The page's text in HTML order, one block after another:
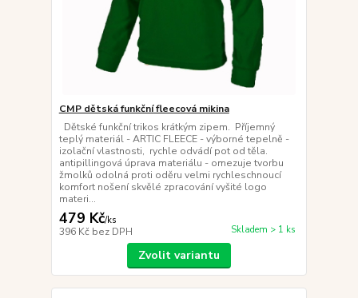
CMP dětská funkční fleecová mikina
Dětské funkční trikos krátkým zipem. Příjemný
teplý materiál - ARTIC FLEECE - výborné tepelně -
izolační vlastnosti, rychle odvádí pot od těla.
antipillingová úprava materiálu - omezuje tvorbu
žmolků odolná proti oděru velmi rychleschnoucí
komfort nošení skvělé zpracování vyšité logo
materi...
479 Kč/ks
396 Kč bez DPH Skladem > 1 ks
Zvolit variantu